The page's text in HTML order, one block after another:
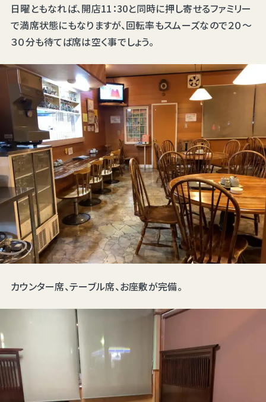
日曜ともなれば、開店11：30と同時に押し寄せるファミリー
で満席状態にもなりますが、回転率もスムーズなので２０～
３０分も待てば席は空く事でしょう。
カウンター席、テーブル席、お座敷が完備。